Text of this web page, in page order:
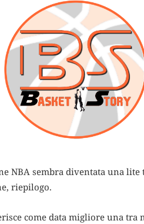
NBA sembra diventata una
riepilogo.
come data migliore una